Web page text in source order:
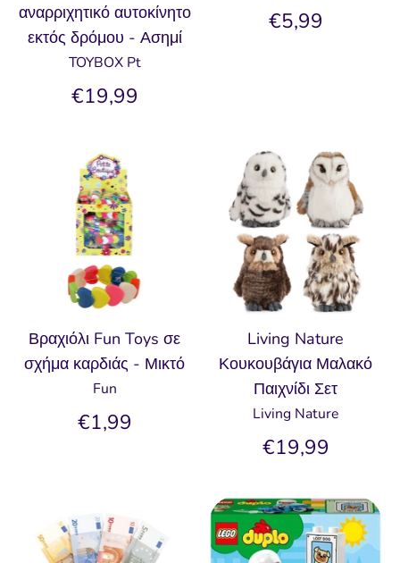
αναρριχητικό αυτοκίνητο
εκτός δρόμου - Ασημί
TOYBOX Pt
€19,99
€5,99
Βραχιόλι Fun Toys σε
σχήμα καρδιάς - Μικτό
Fun
€1,99
Living Nature
Κουκουβάγια Μαλακό
Παιχνίδι Σετ
Living Nature
€19,99